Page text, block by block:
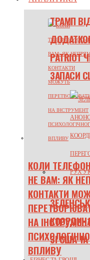
КОЛИ
НЕ ВАМ: ЯК
КОНТАКТИ
НА
ВПЛИВУ
ТРАМП
PATRIOT
ЗАПАСИ
ЗІ США